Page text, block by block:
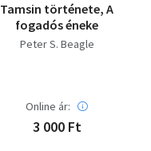
Tamsin története, A
fogadós éneke
Peter S. Beagle
Online ár:
3 000 Ft